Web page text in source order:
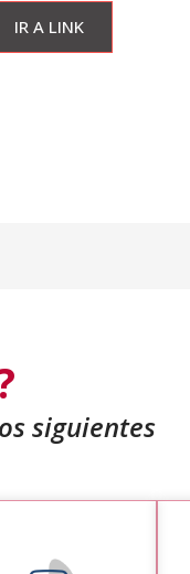
IR A LINK
siguientes